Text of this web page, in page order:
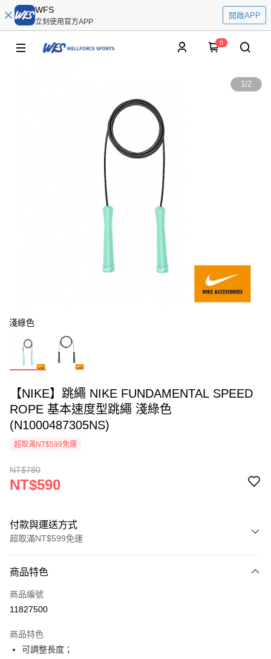
WFS
立刻使用官方APP
開啟APP
0
1/2
淺綠色
【NIKE】跳繩 NIKE FUNDAMENTAL SPEED
ROPE 基本速度型跳繩 淺綠色
(N1000487305NS)
超取滿NT$599免運
NT$780
NT$590
付款與運送方式
超取滿NT$599免運
信用卡一次付款
超商取貨付款
運送方式
商品特色
商品編號
11827500
商品特色
可調整長度；